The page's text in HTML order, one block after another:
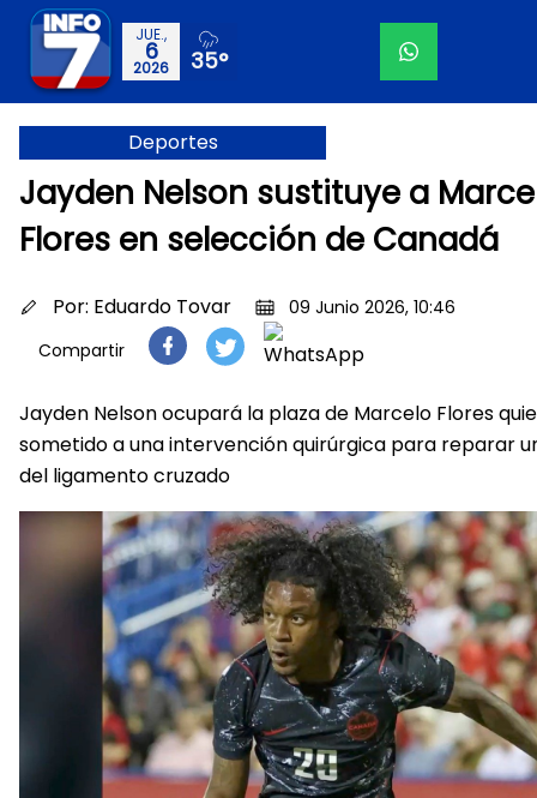
JUE.,
6
2026 35°
Deportes
Jayden Nelson sustituye a
Flores en selección de Canadá
Por: Eduardo Tovar
09 Junio 2026, 10:46
Compartir
Jayden Nelson ocupará la plaza de Marcelo Flores
sometido a una intervención quirúrgica para reparar
del ligamento cruzado